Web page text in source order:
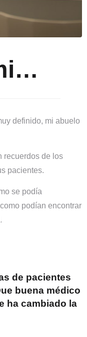
definido, mi abuelo
recuerdos de los
pacientes.
se podía
podían encontrar
de pacientes
buena médico
ha cambiado la